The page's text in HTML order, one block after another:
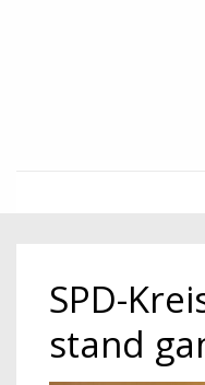
SPD-
stand